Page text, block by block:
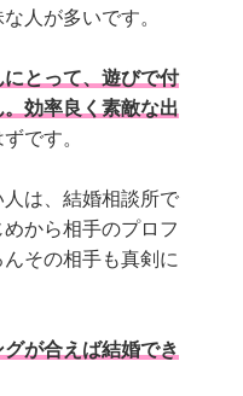
人が多いです。
とって、遊びで付
効率良く素敵な出
ずです。
は、結婚相談所で
から相手のプロフ
その相手も真剣に
が合えば結婚でき